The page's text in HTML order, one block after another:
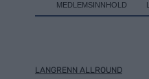
MEDLEMSINNHOLD
LANGRENN ALLROUND